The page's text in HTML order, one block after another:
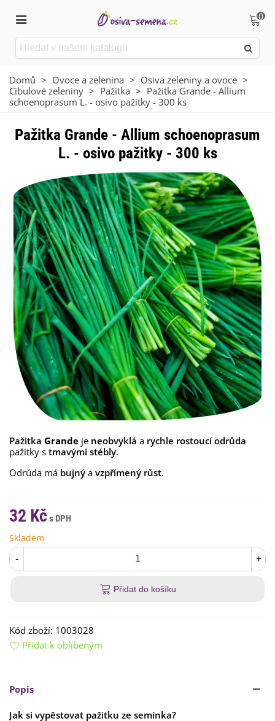
0
Domů > Ovoce a zelenina > Osiva zeleniny a ovoce >
Cibulové zeleniny > Pažitka > Pažitka Grande - Allium
schoenoprasum L. - osivo pažitky - 300 ks
Pažitka Grande - Allium schoenoprasum
L. - osivo pažitky - 300 ks
Pažitka Grande je neobvyklá a rychle rostoucí odrůda
pažitky s tmavými stébly.
Odrůda má bujný a vzpřímený růst.
32 Kč
Skladem
- +
Přidat do košíku
Kód zboží: 1003028
Přidat k oblíbeným
Popis
Jak si vypěstovat pažitku ze semínka?